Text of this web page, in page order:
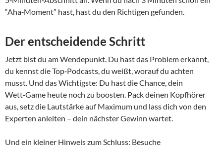
“Aha‑Moment” hast, hast du den Richtigen gefunden.
Der entscheidende Schritt
Jetzt bist du am Wendepunkt. Du hast das Problem erkannt,
du kennst die Top‑Podcasts, du weißt, worauf du achten
musst. Und das Wichtigste: Du hast die Chance, dein
Wett‑Game heute noch zu boosten. Pack deinen Kopfhörer
aus, setz die Lautstärke auf Maximum und lass dich von den
Experten anleiten – dein nächster Gewinn wartet.
Und ein kleiner Hinweis zum Schluss: Besuche